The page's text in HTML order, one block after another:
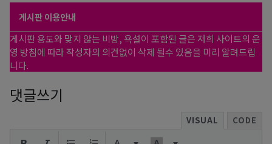
게시판 이용안내
게시판 용도와 맞지 않는 비방, 욕설이 포함된 글은 저희 사이트의 운
영 방침에 따라 작성자의 의견없이 삭제 될수 있음을 미리 알려드립
니다.
댓글쓰기
VISUAL CODE